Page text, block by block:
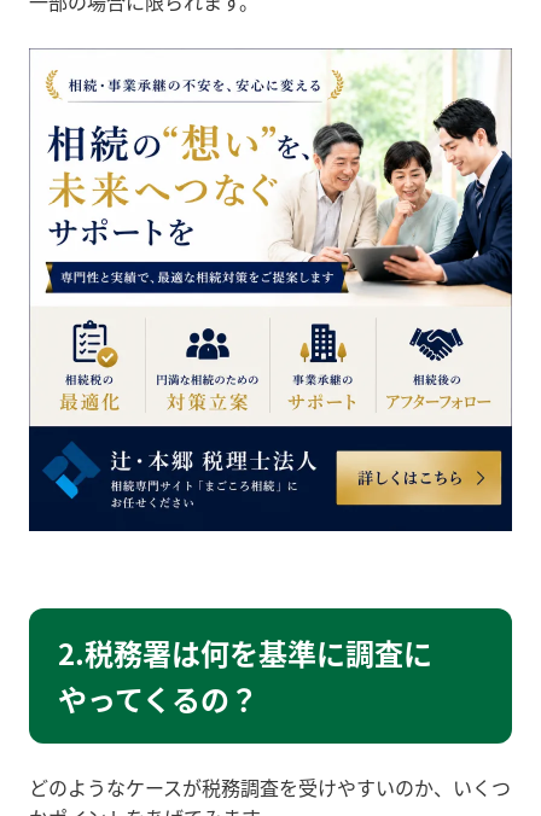
2.税務署は何を基準に調査に
やってくるの？
どのようなケースが税務調査を受けやすいのか、いくつ